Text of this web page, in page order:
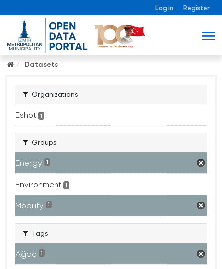
Log in Register
Datasets
Organizations
Eshot 1
Groups
Energy 1
Environment 1
Mobility 1
Tags
Ağaç 1